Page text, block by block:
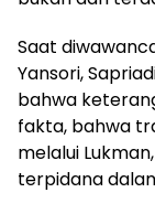
Saat
Yansori,
bahwa
fakta, bahwa
melalui
terpidana